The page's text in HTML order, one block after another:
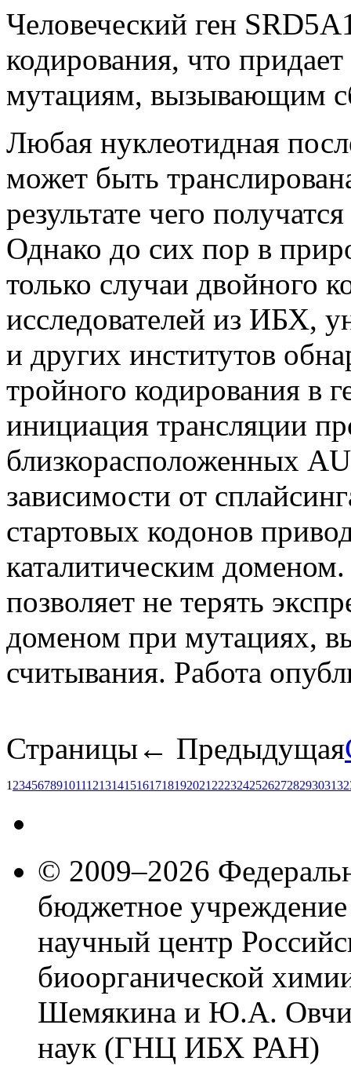
Человеческий ген
кодирования, что
мутациям, вызывающим
Любая нуклеотидная
может быть
результате чего
Однако до сих пор в
только случаи двойного
исследователей из ИБХ,
и других институтов
тройного кодирования в
инициация трансляции
близкорасположенных
зависимости от
стартовых кодонов
каталитическим
позволяет не терять
доменом при мутациях,
считывания. Работа
Страницы← Предыдущая
1 23456789101112131415161718192021 2223242526272829303132
© 2009–2026
бюджетное
научный центр
биоорганической
Шемякина и Ю.А.
наук (ГНЦ ИБХ РАН)